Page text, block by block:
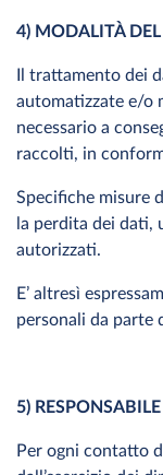
4) MODALITÀ
Il trattamento dei
automatizzate e/o
necessario a
raccolti, in
Specifiche misure
la perdita dei dati,
autorizzati.
E’ altresì
personali da parte
5)
Per ogni contatto